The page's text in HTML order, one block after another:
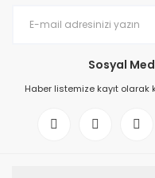
Sosyal
Haber listemize kayıt